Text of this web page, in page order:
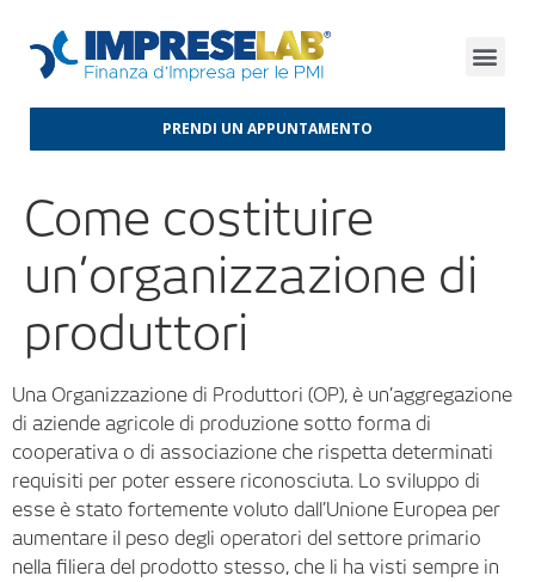
PRENDI UN APPUNTAMENTO
Come costituire
un’organizzazione di
produttori
Una Organizzazione di Produttori (OP), è un’aggregazione
di aziende agricole di produzione sotto forma di
cooperativa o di associazione che rispetta determinati
requisiti per poter essere riconosciuta. Lo sviluppo di
esse è stato fortemente voluto dall’Unione Europea per
aumentare il peso degli operatori del settore primario
nella filiera del prodotto stesso, che li ha visti sempre in